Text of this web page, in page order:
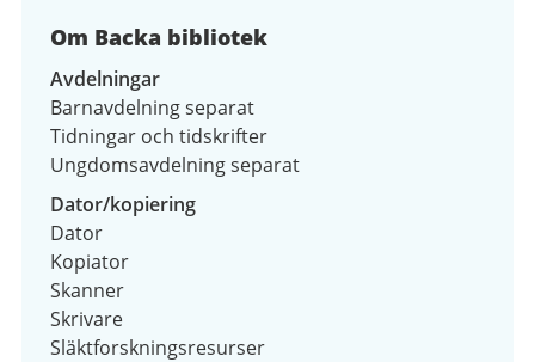
Om Backa bibliotek
Avdelningar
Barnavdelning separat
Tidningar och tidskrifter
Ungdomsavdelning separat
Dator/kopiering
Dator
Kopiator
Skanner
Skrivare
Släktforskningsresurser